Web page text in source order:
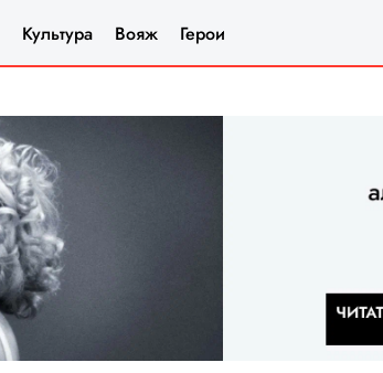
Культура Вояж Герои